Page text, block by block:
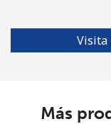
Visita
Más